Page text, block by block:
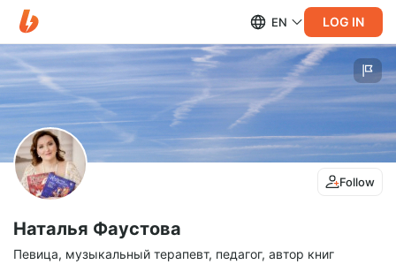
EN LOG IN
Follow
Наталья Фаустова
Певица, музыкальный терапевт, педагог, автор книг